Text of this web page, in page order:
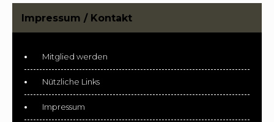
Impressum / Kontakt
Mitglied werden
Nützliche Links
Impressum